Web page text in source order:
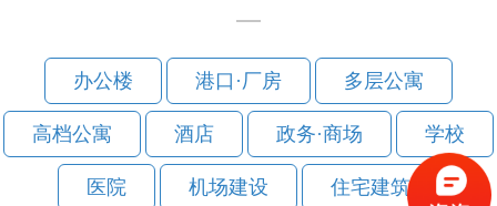
办公楼 港口·厂房 多层公寓
高档公寓 酒店 政务·商场 学校
医院 机场建设 住宅建筑